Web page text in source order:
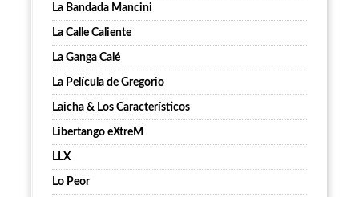
La Bandada Mancini
La Calle Caliente
La Ganga Calé
La Película de Gregorio
Laicha & Los Característicos
Libertango eXtreM
LLX
Lo Peor